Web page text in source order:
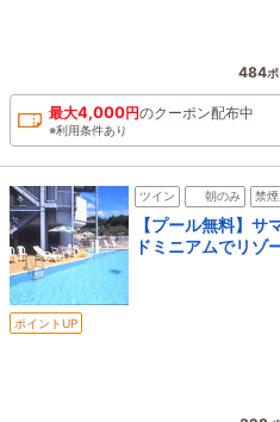
484
最大4,000円のクーポン配布中
※利用条件あり
ツイン 朝のみ 禁
【プール無料】
ドミニアムでリゾ
ポイントUP